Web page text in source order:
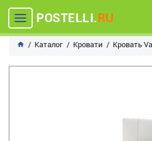
POSTELLI.RU
Каталог Кровати Кровать